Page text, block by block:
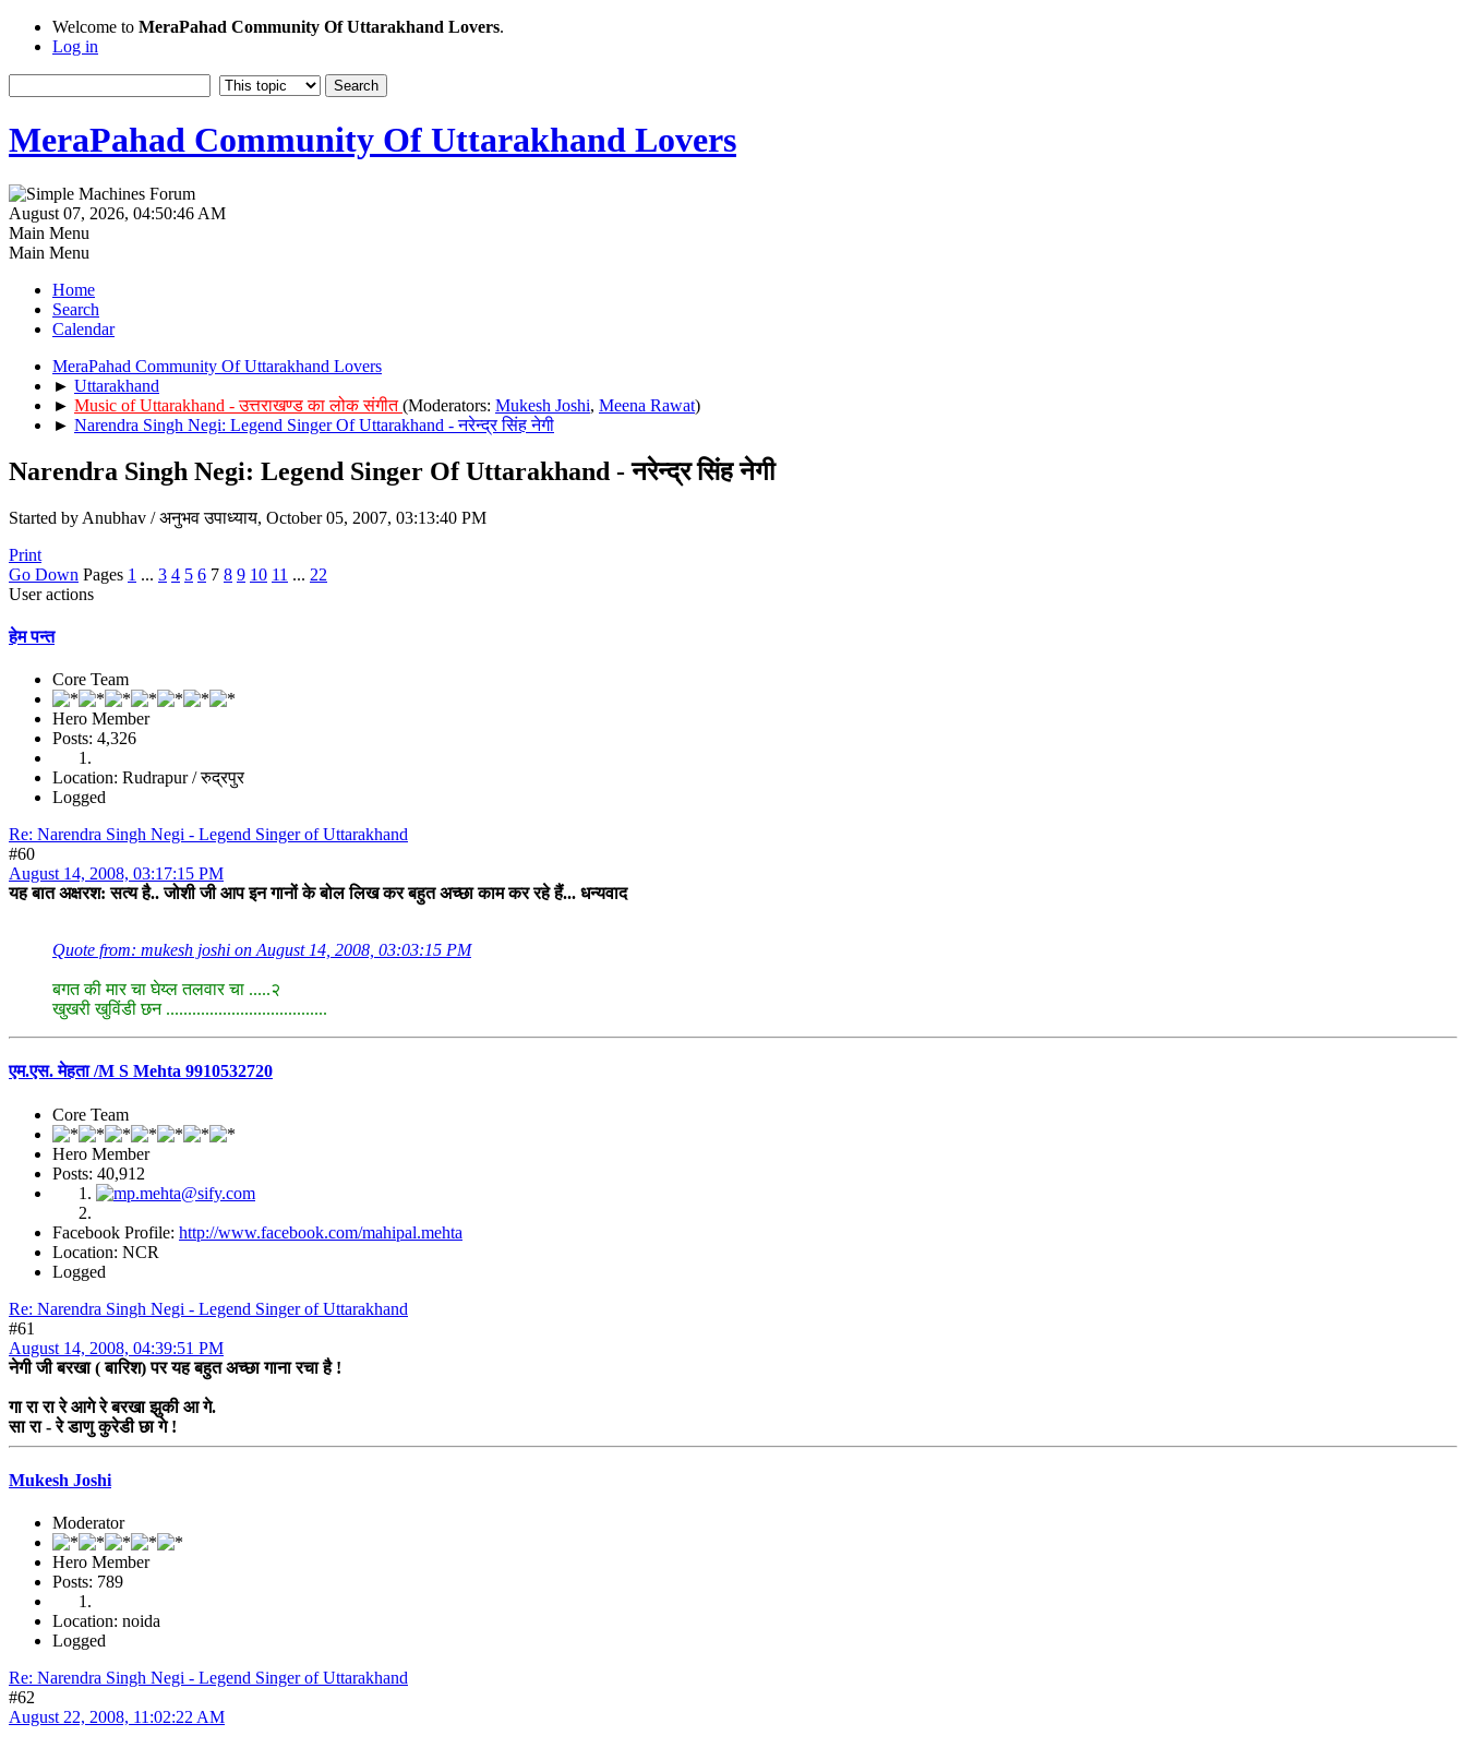
Welcome to MeraPahad Community Of Uttarakhand Lovers.
Log in
MeraPahad Community Of Uttarakhand Lovers
August 07, 2026, 04:50:46 AM
Main Menu
Main Menu
Home
Search
Calendar
MeraPahad Community Of Uttarakhand Lovers
► Uttarakhand
► Music of Uttarakhand - उत्तराखण्ड का लोक संगीत(Moderators: Mukesh Joshi, Meena Rawat)
► Narendra Singh Negi: Legend Singer Of Uttarakhand - नरेन्द्र सिंह नेगी
Narendra Singh Negi: Legend Singer Of Uttarakhand - नरेन्द्र सिंह नेगी
Started by Anubhav / अनुभव उपाध्याय, October 05, 2007, 03:13:40 PM
Print
Go Down Pages 1 ... 3 4 5 6 7 8 9 10 11 ... 22
User actions
हेम पन्त
Core Team
Hero Member
Posts: 4,326
Location: Rudrapur / रुद्रपुर
Logged
Re: Narendra Singh Negi - Legend Singer of Uttarakhand
#60
August 14, 2008, 03:17:15 PM
यह बात अक्षरश: सत्य है.. जोशी जी आप इन गानों के बोल लिख कर बहुत अच्छा काम कर रहे हैं... धन्यवाद
Quote from: mukesh joshi on August 14, 2008, 03:03:15 PM
बगत की मार चा घेय्ल तलवार चा .....२
खुखरी खुविंडी छन .....................................
एम.एस. मेहता /M S Mehta 9910532720
Core Team
Hero Member
Posts: 40,912
Facebook Profile: http://www.facebook.com/mahipal.mehta
Location: NCR
Logged
Re: Narendra Singh Negi - Legend Singer of Uttarakhand
#61
August 14, 2008, 04:39:51 PM
नेगी जी बरखा ( बारिश) पर यह बहुत अच्छा गाना रचा है !
गा रा रा रे आगे रे बरखा झुकी आ गे.
सा रा - रे डाणु कुरेडी छा गे !
Mukesh Joshi
Moderator
Hero Member
Posts: 789
Location: noida
Logged
Re: Narendra Singh Negi - Legend Singer of Uttarakhand
#62
August 22, 2008, 11:02:22 AM